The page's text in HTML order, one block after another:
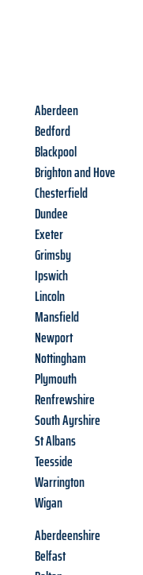
Aberdeen
Bedford
Blackpool
Brighton and Hove
Chesterfield
Dundee
Exeter
Grimsby
Ipswich
Lincoln
Mansfield
Newport
Nottingham
Plymouth
Renfrewshire
South Ayrshire
St Albans
Teesside
Warrington
Wigan
Aberdeenshire
Belfast